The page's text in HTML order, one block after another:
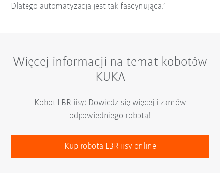
Dlatego automatyzacja jest tak fascynująca.”
Więcej informacji na temat kobotów
KUKA
Kobot LBR iisy: Dowiedz się więcej i zamów
odpowiedniego robota!
Kup robota LBR iisy online